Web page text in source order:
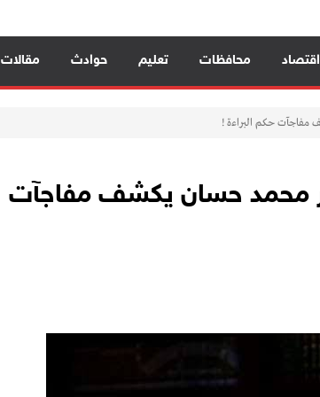
اقتصاد محافظات تعليم حوادث مقالات
مفاجآت حكم البراءة !
محمد حسان يكشف مفاجآت